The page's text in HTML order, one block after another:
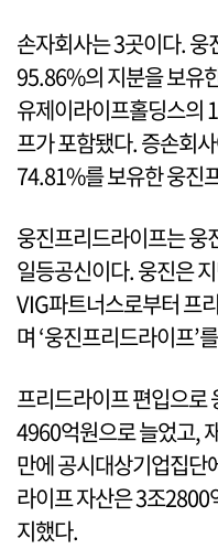
손자회사는 3곳이다.
95.86%의 지분을 보유
유제이라이프홀딩스의
프가 포함됐다. 증손회
74.81%를 보유한 웅진
웅진프리드라이프는 웅
일등공신이다. 웅진은
VIG파트너스로부터 프
며 ‘웅진프리드라이프’
프리드라이프 편입으로
4960억원으로 늘었고,
만에 공시대상기업집단
라이프 자산은 3조2800
지했다.